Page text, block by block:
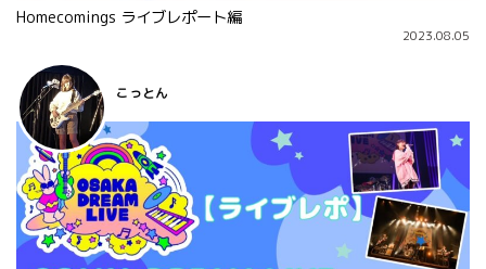
Homecomings ライブレポート編
2023.08.05
こっとん